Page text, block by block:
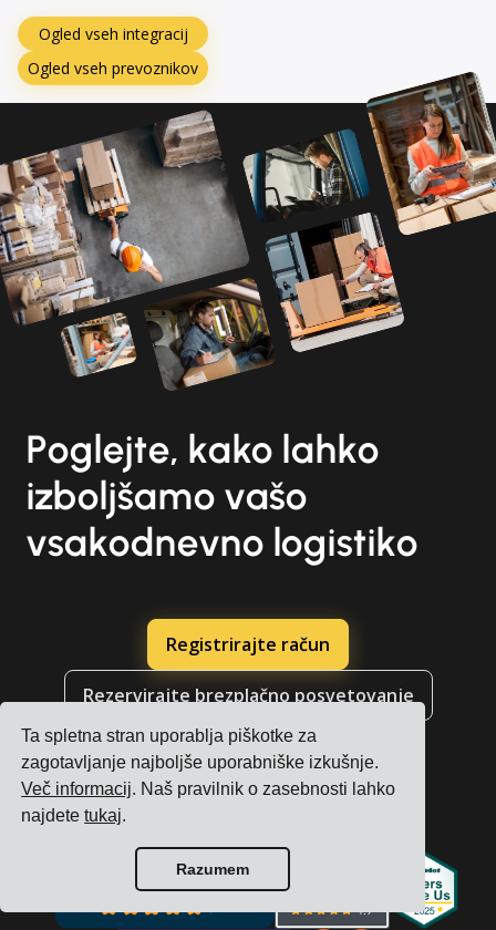
Ta spletna stran uporablja piškotke za
zagotavljanje najboljše uporabniške izkušnje.
Več informacij. Naš pravilnik o zasebnosti lahko
najdetetukaj.
Razumem
Ogled vseh integracij
Ogled vseh prevoznikov
Poglejte, kako lahko
izboljšamo vašo
vsakodnevno logistiko
Registrirajte račun
Rezervirajte brezplačno posvetovanje